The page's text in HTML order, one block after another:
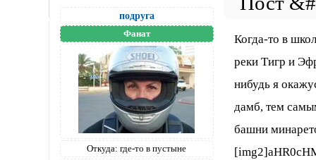
подруга
Фанат
Откуда: где-то в пустыне
Когда-то в
реки Тигр и
нибудь я
дамб, тем
башни